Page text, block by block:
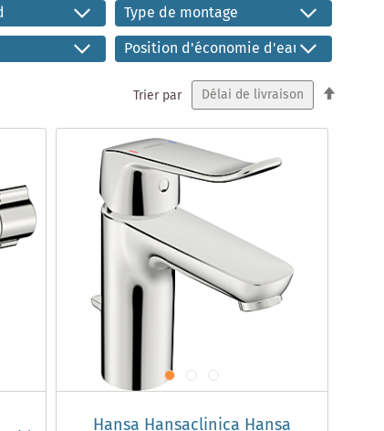
Type de montage
Position d'économie d'eau
Trier par
Hansa Hansaclinica Hansa